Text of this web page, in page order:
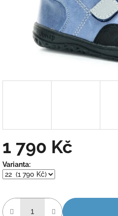
1 790 Kč
Měrná
cena:
Varianta: